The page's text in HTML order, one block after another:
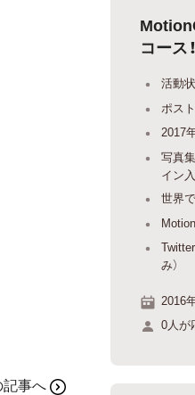
記事へ
コース！
活動
ポス
2017
写真
イン
世界
み）
2016
0人が